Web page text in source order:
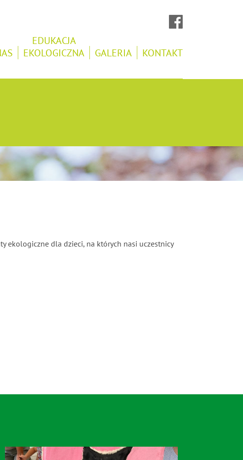
EDUKACJA
EKOLOGICZNA
GALERIA KONTAKT
ekologiczne dla dzieci, na których nasi uczestnicy